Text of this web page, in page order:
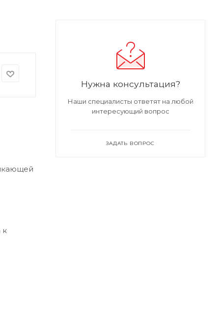
к
Нужна консультация?
Наши специалисты ответят на любой
интересующий вопрос
ЗАДАТЬ ВОПРОС